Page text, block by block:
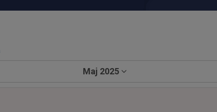
Maj 2025